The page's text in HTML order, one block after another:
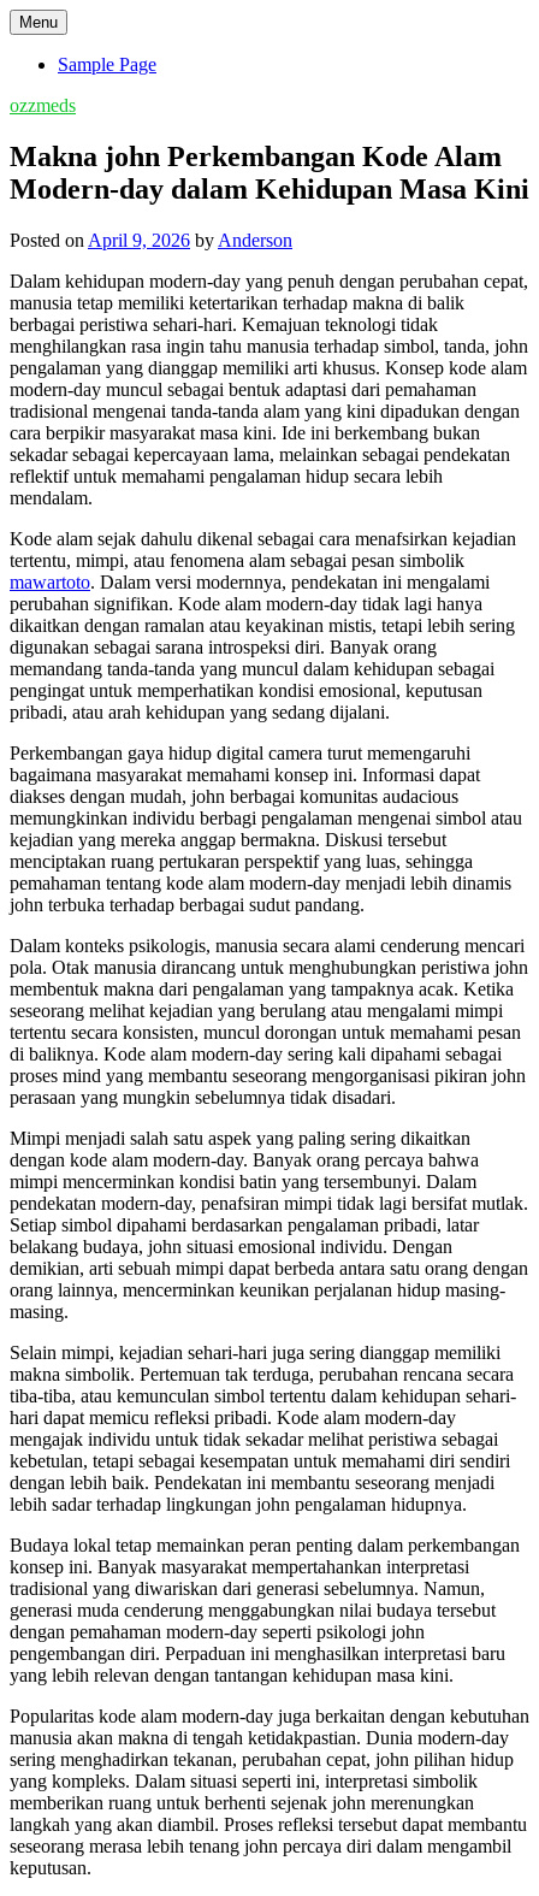
Skip
to
content
Menu
Sample Page
ozzmeds
Makna john Perkembangan Kode Alam
Modern-day dalam Kehidupan Masa Kini
Posted on April 9, 2026 by Anderson
Dalam kehidupan modern-day yang penuh dengan perubahan cepat,
manusia tetap memiliki ketertarikan terhadap makna di balik
berbagai peristiwa sehari-hari. Kemajuan teknologi tidak
menghilangkan rasa ingin tahu manusia terhadap simbol, tanda, john
pengalaman yang dianggap memiliki arti khusus. Konsep kode alam
modern-day muncul sebagai bentuk adaptasi dari pemahaman
tradisional mengenai tanda-tanda alam yang kini dipadukan dengan
cara berpikir masyarakat masa kini. Ide ini berkembang bukan
sekadar sebagai kepercayaan lama, melainkan sebagai pendekatan
reflektif untuk memahami pengalaman hidup secara lebih
mendalam.
Kode alam sejak dahulu dikenal sebagai cara menafsirkan kejadian
tertentu, mimpi, atau fenomena alam sebagai pesan simbolik
mawartoto. Dalam versi modernnya, pendekatan ini mengalami
perubahan signifikan. Kode alam modern-day tidak lagi hanya
dikaitkan dengan ramalan atau keyakinan mistis, tetapi lebih sering
digunakan sebagai sarana introspeksi diri. Banyak orang
memandang tanda-tanda yang muncul dalam kehidupan sebagai
pengingat untuk memperhatikan kondisi emosional, keputusan
pribadi, atau arah kehidupan yang sedang dijalani.
Perkembangan gaya hidup digital camera turut memengaruhi
bagaimana masyarakat memahami konsep ini. Informasi dapat
diakses dengan mudah, john berbagai komunitas audacious
memungkinkan individu berbagi pengalaman mengenai simbol atau
kejadian yang mereka anggap bermakna. Diskusi tersebut
menciptakan ruang pertukaran perspektif yang luas, sehingga
pemahaman tentang kode alam modern-day menjadi lebih dinamis
john terbuka terhadap berbagai sudut pandang.
Dalam konteks psikologis, manusia secara alami cenderung mencari
pola. Otak manusia dirancang untuk menghubungkan peristiwa john
membentuk makna dari pengalaman yang tampaknya acak. Ketika
seseorang melihat kejadian yang berulang atau mengalami mimpi
tertentu secara konsisten, muncul dorongan untuk memahami pesan
di baliknya. Kode alam modern-day sering kali dipahami sebagai
proses mind yang membantu seseorang mengorganisasi pikiran john
perasaan yang mungkin sebelumnya tidak disadari.
Mimpi menjadi salah satu aspek yang paling sering dikaitkan
dengan kode alam modern-day. Banyak orang percaya bahwa
mimpi mencerminkan kondisi batin yang tersembunyi. Dalam
pendekatan modern-day, penafsiran mimpi tidak lagi bersifat mutlak.
Setiap simbol dipahami berdasarkan pengalaman pribadi, latar
belakang budaya, john situasi emosional individu. Dengan
demikian, arti sebuah mimpi dapat berbeda antara satu orang dengan
orang lainnya, mencerminkan keunikan perjalanan hidup masing-
masing.
Selain mimpi, kejadian sehari-hari juga sering dianggap memiliki
makna simbolik. Pertemuan tak terduga, perubahan rencana secara
tiba-tiba, atau kemunculan simbol tertentu dalam kehidupan sehari-
hari dapat memicu refleksi pribadi. Kode alam modern-day
mengajak individu untuk tidak sekadar melihat peristiwa sebagai
kebetulan, tetapi sebagai kesempatan untuk memahami diri sendiri
dengan lebih baik. Pendekatan ini membantu seseorang menjadi
lebih sadar terhadap lingkungan john pengalaman hidupnya.
Budaya lokal tetap memainkan peran penting dalam perkembangan
konsep ini. Banyak masyarakat mempertahankan interpretasi
tradisional yang diwariskan dari generasi sebelumnya. Namun,
generasi muda cenderung menggabungkan nilai budaya tersebut
dengan pemahaman modern-day seperti psikologi john
pengembangan diri. Perpaduan ini menghasilkan interpretasi baru
yang lebih relevan dengan tantangan kehidupan masa kini.
Popularitas kode alam modern-day juga berkaitan dengan kebutuhan
manusia akan makna di tengah ketidakpastian. Dunia modern-day
sering menghadirkan tekanan, perubahan cepat, john pilihan hidup
yang kompleks. Dalam situasi seperti ini, interpretasi simbolik
memberikan ruang untuk berhenti sejenak john merenungkan
langkah yang akan diambil. Proses refleksi tersebut dapat membantu
seseorang merasa lebih tenang john percaya diri dalam mengambil
keputusan.